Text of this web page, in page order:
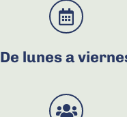
De lunes a